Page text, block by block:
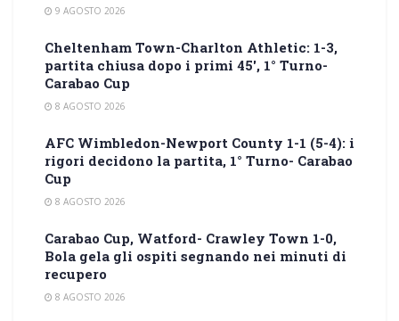
9 AGOSTO 2026
Cheltenham Town-Charlton Athletic: 1-3,
partita chiusa dopo i primi 45′, 1° Turno-
Carabao Cup
8 AGOSTO 2026
AFC Wimbledon-Newport County 1-1 (5-4): i
rigori decidono la partita, 1° Turno- Carabao
Cup
8 AGOSTO 2026
Carabao Cup, Watford- Crawley Town 1-0,
Bola gela gli ospiti segnando nei minuti di
recupero
8 AGOSTO 2026